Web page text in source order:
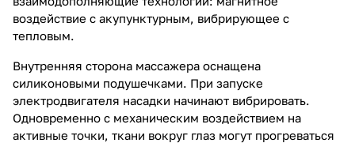
воздействие с акупунктурным, вибрирующее с
тепловым.
Внутренняя сторона массажера оснащена
силиконовыми подушечками. При запуске
электродвигателя насадки начинают вибрировать.
Одновременно с механическим воздействием на
активные точки, ткани вокруг глаз могут прогреваться